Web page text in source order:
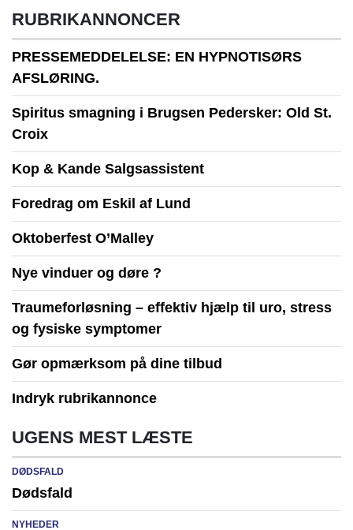
RUBRIKANNONCER
PRESSEMEDDELELSE: EN HYPNOTISØRS
AFSLØRING.
Spiritus smagning i Brugsen Pedersker: Old St.
Croix
Kop & Kande Salgsassistent
Foredrag om Eskil af Lund
Oktoberfest O’Malley
Nye vinduer og døre ?
Traumeforløsning – effektiv hjælp til uro, stress
og fysiske symptomer
Gør opmærksom på dine tilbud
Indryk rubrikannonce
UGENS MEST LÆSTE
DØDSFALD
Dødsfald
NYHEDER